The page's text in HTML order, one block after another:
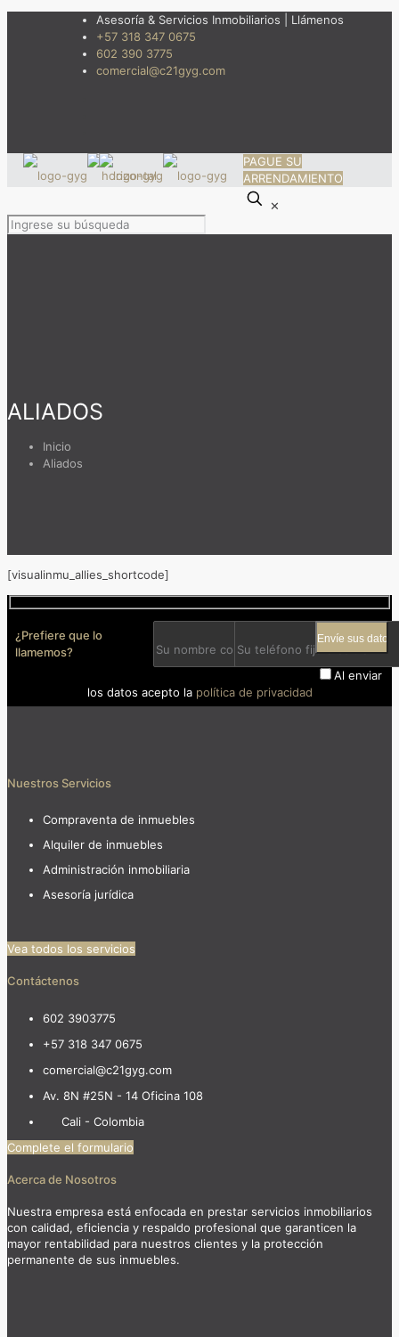
Asesoría & Servicios Inmobiliarios | Llámenos
+57 318 347 0675
602 390 3775
comercial@c21gyg.com
PAGUE SU
ARRENDAMIENTO
✕
ALIADOS
Inicio
Aliados
[visualinmu_allies_shortcode]
¿Prefiere que lo
llamemos?
Al enviar
los datos acepto la política de privacidad
Nuestros Servicios
Compraventa de inmuebles
Alquiler de inmuebles
Administración inmobiliaria
Asesoría jurídica
Vea todos los servicios
Contáctenos
602 3903775
+57 318 347 0675
comercial@c21gyg.com
Av. 8N #25N - 14 Oficina 108
Cali - Colombia
Complete el formulario
Acerca de Nosotros
Nuestra empresa está enfocada en prestar servicios inmobiliarios
con calidad, eficiencia y respaldo profesional que garanticen la
mayor rentabilidad para nuestros clientes y la protección
permanente de sus inmuebles.